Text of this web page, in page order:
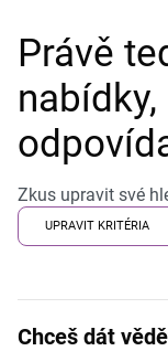
Právě
Zkus upravit své
UPRAVIT KRITÉRIA
Chceš dát